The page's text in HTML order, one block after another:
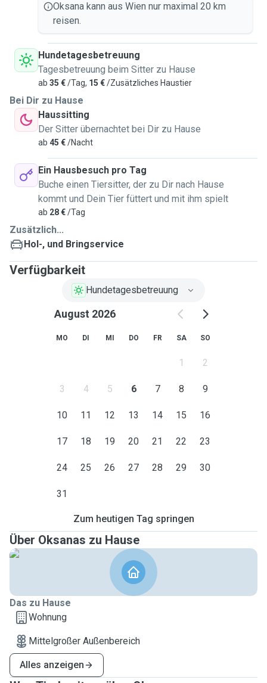
Oksana kann aus Wien nur maximal 20 km
reisen.
Hundetagesbetreuung
Tagesbetreuung beim Sitter zu Hause
ab 35 €/Tag, 15 €/Zusätzliches Haustier
Bei Dir zu Hause
Haussitting
Der Sitter übernachtet bei Dir zu Hause
ab 45 €/Nacht
Ein Hausbesuch pro Tag
Buche einen Tiersitter, der zu Dir nach Hause
kommt und Dein Tier füttert und mit ihm spielt
ab 28 €/Tag
Zusätzlich...
Hol-, und Bringservice
Verfügbarkeit
Hundetagesbetreuung
August 2026
MO DI MI DO FR SA SO
1 2
3 4 5 6 7 8 9
10 11 12 13 14 15 16
17 18 19 20 21 22 23
24 25 26 27 28 29 30
31
Zum heutigen Tag springen
Über Oksanas zu Hause
Das zu Hause
Wohnung
Mittelgroßer Außenbereich
Alles anzeigen